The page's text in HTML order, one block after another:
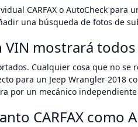
CARFAX o AutoCheck para
una búsqueda de fotos de
VIN mostrará
Cualquier cosa que no
para un Jeep Wrangler 2018
por un mecánico
CARFAX como